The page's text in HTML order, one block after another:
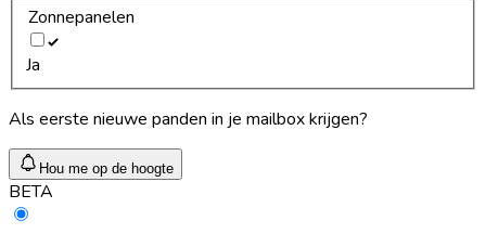
Zonnepanelen
Ja
Als eerste nieuwe panden in je mailbox krijgen?
Hou me op de hoogte
BETA